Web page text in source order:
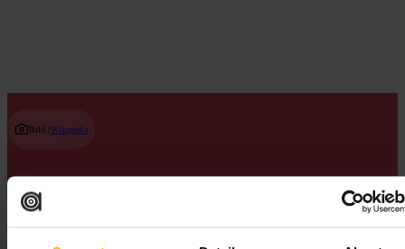
Bild /Wikipedia